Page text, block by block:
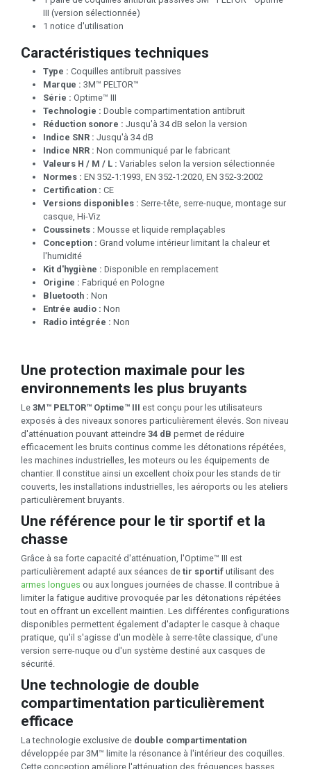
III (version sélectionnée)
1 notice d'utilisation
Caractéristiques techniques
Type : Coquilles antibruit passives
Marque : 3M™ PELTOR™
Série : Optime™ III
Technologie : Double compartimentation antibruit
Réduction sonore : Jusqu'à 34 dB selon la version
Indice SNR : Jusqu'à 34 dB
Indice NRR : Non communiqué par le fabricant
Valeurs H / M / L : Variables selon la version sélectionnée
Normes : EN 352-1:1993, EN 352-1:2020, EN 352-3:2002
Certification : CE
Versions disponibles : Serre-tête, serre-nuque, montage sur
casque, Hi-Viz
Coussinets : Mousse et liquide remplaçables
Conception : Grand volume intérieur limitant la chaleur et
l'humidité
Kit d'hygiène : Disponible en remplacement
Origine : Fabriqué en Pologne
Bluetooth : Non
Entrée audio : Non
Radio intégrée : Non
Une protection maximale pour les
environnements les plus bruyants
Le 3M™ PELTOR™ Optime™ III est conçu pour les utilisateurs
exposés à des niveaux sonores particulièrement élevés. Son niveau
d'atténuation pouvant atteindre 34 dB permet de réduire
efficacement les bruits continus comme les détonations répétées,
les machines industrielles, les moteurs ou les équipements de
chantier. Il constitue ainsi un excellent choix pour les stands de tir
couverts, les installations industrielles, les aéroports ou les ateliers
particulièrement bruyants.
Une référence pour le tir sportif et la
chasse
Grâce à sa forte capacité d'atténuation, l'Optime™ III est
particulièrement adapté aux séances de tir sportif utilisant des
armes longues ou aux longues journées de chasse. Il contribue à
limiter la fatigue auditive provoquée par les détonations répétées
tout en offrant un excellent maintien. Les différentes configurations
disponibles permettent également d'adapter le casque à chaque
pratique, qu'il s'agisse d'un modèle à serre-tête classique, d'une
version serre-nuque ou d'un système destiné aux casques de
sécurité.
Une technologie de double
compartimentation particulièrement
efficace
La technologie exclusive de double compartimentation
développée par 3M™ limite la résonance à l'intérieur des coquilles.
Cette conception améliore l'atténuation des fréquences basses